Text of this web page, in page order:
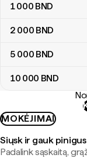
1 000 BND
2 000 BND
5 000 BND
10 000 BND
MOKĖJIMAI
Siųsk ir gauk
Padalink sąskaitą,